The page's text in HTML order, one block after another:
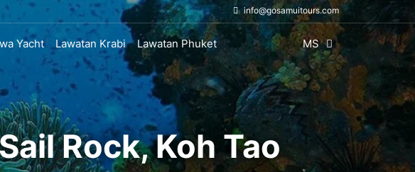
info@gosamuitours.com
Yacht Lawatan Krabi Lawatan Phuket MS
Rock, Koh Tao